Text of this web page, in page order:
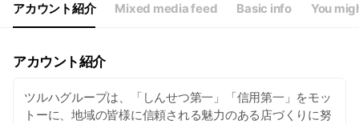
アカウント紹介 Mixed media feed Basic info You
アカウント紹介
ツルハグループは、「しんせつ第一」「信用第一」をモッ
トーに、地域の皆様に信頼される魅力のある店づくりに努